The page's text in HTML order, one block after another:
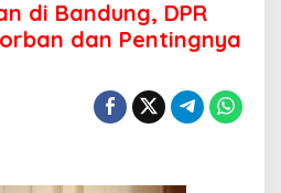
di Bandung, DPR
dan Pentingnya